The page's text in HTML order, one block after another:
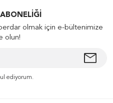
olmak için e-bültenimize
olun!
ediyorum.